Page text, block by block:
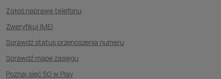
Zgłoś naprawę telefonu
Zweryfikuj IMEI
Sprawdź status przenoszenia numeru
Sprawdź mapę zasięgu
Poznaj sieć 5G w Play